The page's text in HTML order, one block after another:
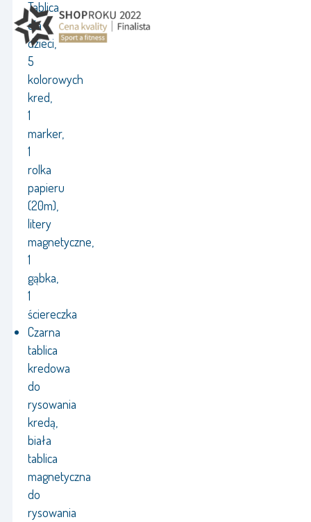
Tablica
dla
dzieci,
5
kolorowych
kred,
1
marker,
1
rolka
papieru
(20m),
litery
magnetyczne,
1
gąbka,
1
ściereczka
Czarna
tablica
kredowa
do
rysowania
kredą,
biała
tablica
magnetyczna
do
rysowania